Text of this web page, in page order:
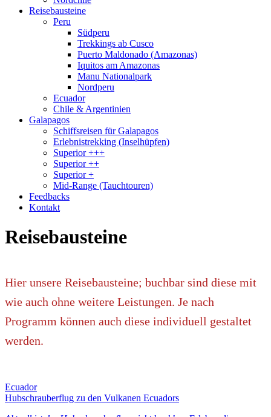
Reisebausteine
Peru
Südperu
Trekkings ab Cusco
Puerto Maldonado (Amazonas)
Iquitos am Amazonas
Manu Nationalpark
Nordperu
Ecuador
Chile & Argentinien
Galapagos
Schiffsreisen für Galapagos
Erlebnistrekking (Inselhüpfen)
Superior +++
Superior ++
Superior +
Mid-Range (Tauchtouren)
Feedbacks
Kontakt
Reisebausteine
Hier unsere Reisebausteine; buchbar sind diese mit
wie auch ohne weitere Leistungen. Je nach
Programm können auch diese individuell gestaltet
werden.
Ecuador
Hubschrauberflug zu den Vulkanen Ecuadors